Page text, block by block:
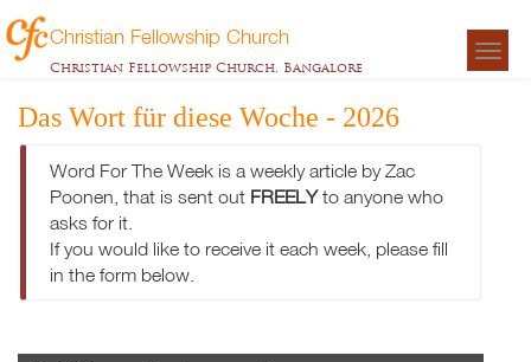
Christian Fellowship Church
Christian Fellowship Church, Bangalore
Das Wort für diese Woche - 2026
Word For The Week is a weekly article by Zac
Poonen, that is sent out FREELYto anyone who
asks for it.
If you would like to receive it each week, please fill
in the form below.